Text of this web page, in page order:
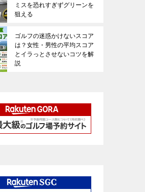
ミスを恐れすぎずグリーンを
狙える
ゴルフの迷惑かけないスコア
は？女性・男性の平均スコア
とイラっとさせないコツを解
説